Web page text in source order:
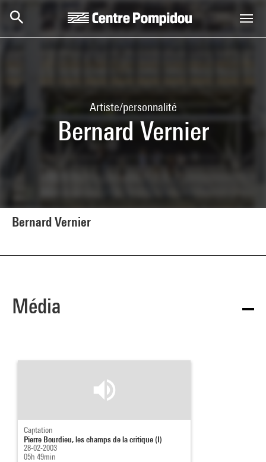
Artiste/personnalité
Bernard Vernier
Bernard Vernier
Média
Captation
Pierre Bourdieu, les champs de la critique (I)
28-02-2003
05h 49min